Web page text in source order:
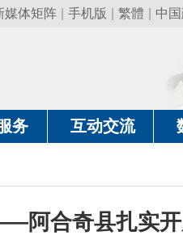
手机版 | 繁體 | 中国政府网 | 新疆
互动交流 数据开放